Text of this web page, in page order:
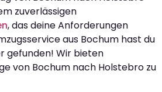
zuverlässigen
, das deine Anforderungen
aus Bochum hast du
gefunden! Wir bieten
von Bochum nach Holstebro zu